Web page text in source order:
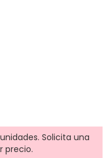
Solicita una
precio.